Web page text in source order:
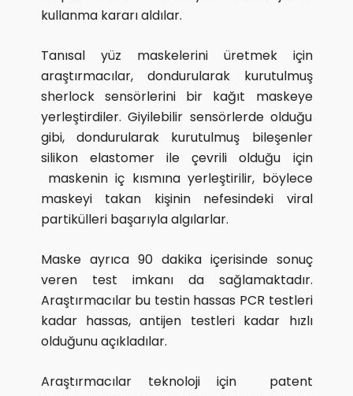
kullanma kararı aldılar.
Tanısal yüz maskelerini üretmek için
araştırmacılar, dondurularak kurutulmuş
sherlock sensörlerini bir kağıt maskeye
yerleştirdiler. Giyilebilir sensörlerde olduğu
gibi, dondurularak kurutulmuş bileşenler
silikon elastomer ile çevrili olduğu için
maskenin iç kısmına yerleştirilir, böylece
maskeyi takan kişinin nefesindeki viral
partikülleri başarıyla algılarlar.
Maske ayrıca 90 dakika içerisinde sonuç
veren test imkanı da sağlamaktadır.
Araştırmacılar bu testin hassas PCR testleri
kadar hassas, antijen testleri kadar hızlı
olduğunu açıkladılar.
Araştırmacılar teknoloji için patent